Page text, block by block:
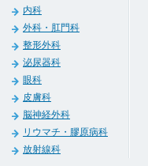
内科
外科・肛門科
整形外科
泌尿器科
眼科
皮膚科
脳神経外科
リウマチ・膠原病科
放射線科